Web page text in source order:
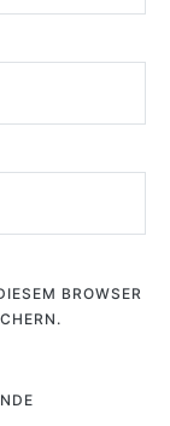
BROWSER